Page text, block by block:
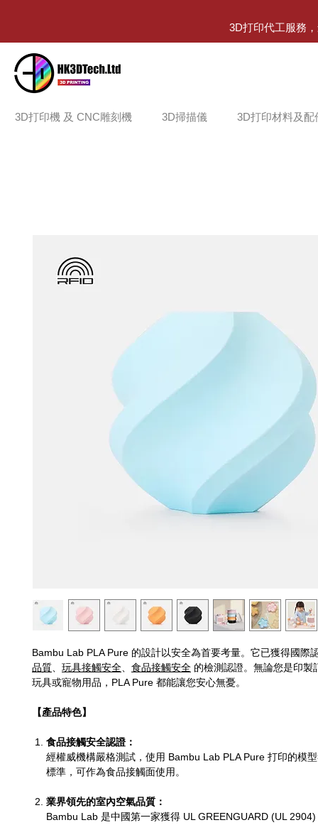
3D打印代工服務
3D打印機 及 CNC雕刻機 3D掃描儀 3D打印材料及配
Bambu Lab PLA Pure 的設計以安全為首要考量。它已獲得國際
品質
玩具接觸安全 食品接觸安全 的檢測認證。無論您是印製
玩具或寵物用品，PLA Pure 都能讓您安心無憂。
【產品特色】
食品接觸安全認證：
經權威機構嚴格測試，使用 Bambu Lab PLA Pure 打印的模
標準，可作為食品接觸面使用。
業界領先的室內空氣品質：
Bambu Lab 是中國第一家獲得 UL GREENGUARD (UL